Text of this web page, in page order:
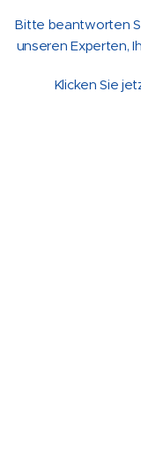
Bitte beantworten
unseren Experten,
Klicken Sie